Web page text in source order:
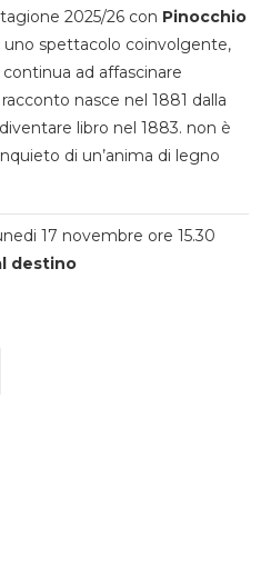
2025/26 con Pinocchio
uno spettacolo coinvolgente,
ad affascinare
nasce nel 1881 dalla
libro nel 1883. non è
di un’anima di legno
17 novembre ore 15.30
destino